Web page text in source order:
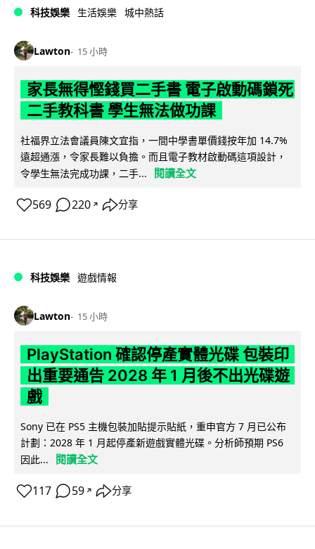
科技娛樂 生活娛樂 城中熱話
Lawton 15 小時
家長無得慳錢買二手書 電子啟動碼鎖死
二手教科書 學生無法做功課
社福界立法會議員陳文宜指，一間中學書單價錢按年加 14.7%
遠超通漲，令家長難以負擔。而且電子教材啟動碼這項設計，
令學生無法完成功課，二手...
閱讀全文
569 220 ↗ 分享
科技娛樂 遊戲情報
Lawton 15 小時
PlayStation 確認停產實體光碟 包裝印
出重要通告 2028 年 1 月後不出光碟遊
戲
Sony 已在 PS5 主機包裝加貼提示貼紙，重申官方 7 月已公布
計劃：2028 年 1 月起停產新遊戲實體光碟。分析師預期 PS6
因此...
閱讀全文
117 59 ↗ 分享